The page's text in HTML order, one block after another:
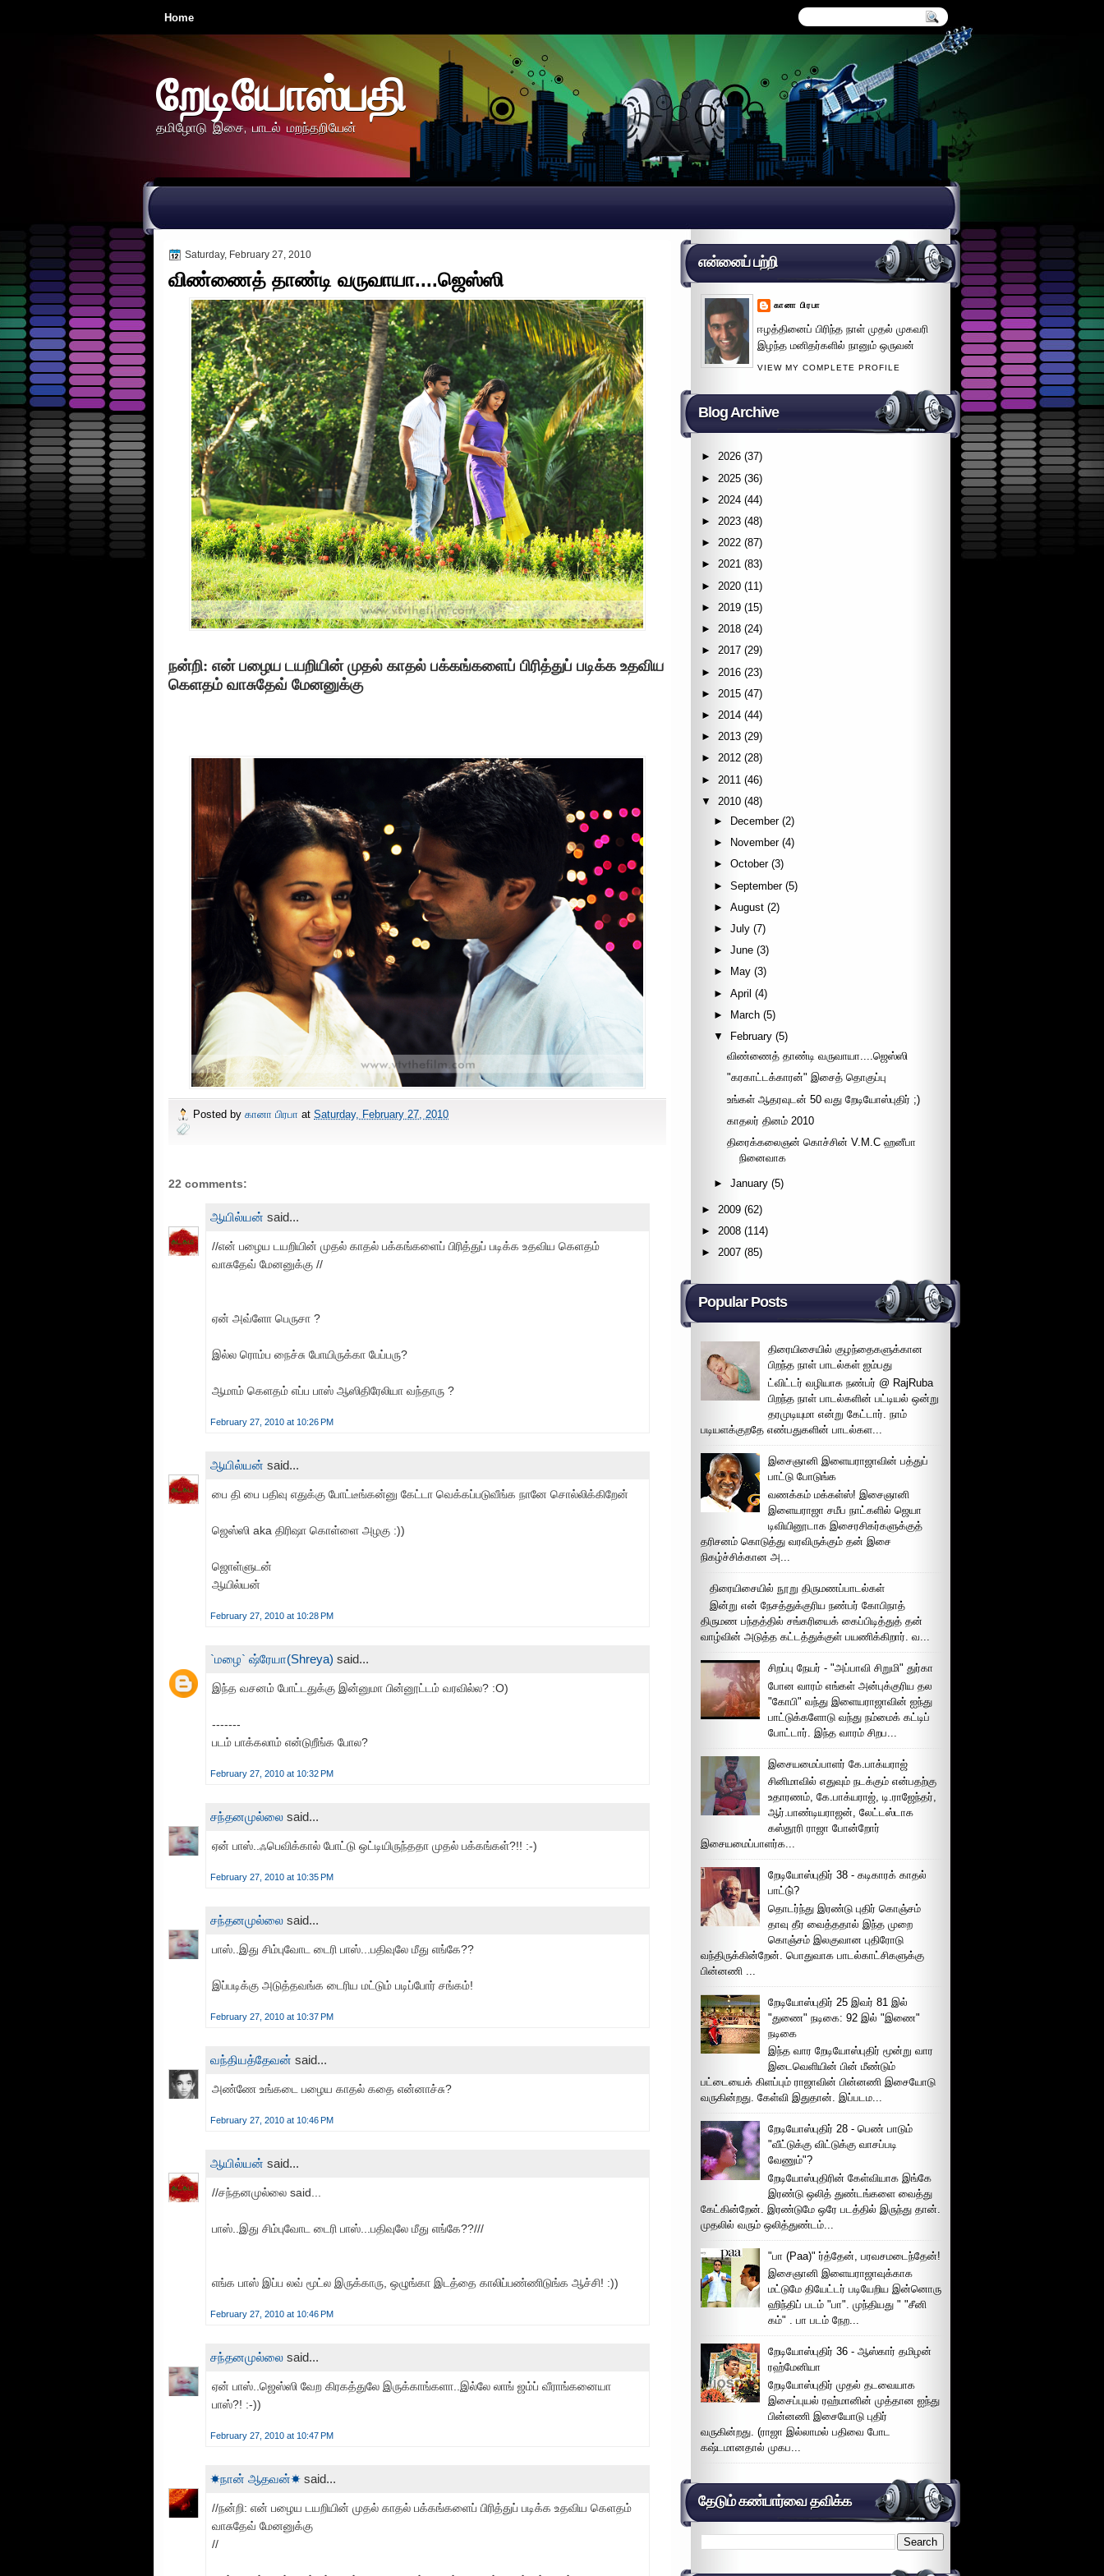
Home
றேடியோஸ்பதி
தமிழோடு இசை, பாடல் மறந்தறியேன்
Saturday, February 27, 2010
விண்ணைத் தாண்டி வருவாயா....ஜெஸ்ஸி
நன்றி: என் பழைய டயறியின் முதல் காதல் பக்கங்களைப் பிரித்துப் படிக்க உதவிய
கெளதம் வாசுதேவ் மேனனுக்கு
Posted by கானா பிரபா at Saturday, February 27, 2010
22 comments:
ஆயில்யன் said...
//என் பழைய டயறியின் முதல் காதல் பக்கங்களைப் பிரித்துப் படிக்க உதவிய கெளதம்
வாசுதேவ் மேனனுக்கு //
ஏன் அவ்ளோ பெருசா ?
இல்ல ரொம்ப நைச்சு போயிருக்கா பேப்பரு?
ஆமாம் கெளதம் எப்ப பாஸ் ஆஸிதிரேலியா வந்தாரு ?
February 27, 2010 at 10:26 PM
ஆயில்யன் said...
பை தி பை பதிவு எதுக்கு போட்டீங்கன்னு கேட்டா வெக்கப்படுவீங்க நானே சொல்லிக்கிறேன்
ஜெஸ்ஸி aka திரிஷா கொள்ளை அழகு :))
ஜொள்ளுடன்
ஆயில்யன்
February 27, 2010 at 10:28 PM
`மழை` ஷ்ரேயா(Shreya) said...
இந்த வசனம் போட்டதுக்கு இன்னுமா பின்னூட்டம் வரவில்ல? :O)
-------
படம் பாக்கலாம் என்டுறீங்க போல?
February 27, 2010 at 10:32 PM
சந்தனமுல்லை said...
ஏன் பாஸ்..ஃபெவிக்கால் போட்டு ஒட்டியிருந்ததா முதல் பக்கங்கள்?!! :-)
February 27, 2010 at 10:35 PM
சந்தனமுல்லை said...
பாஸ்..இது சிம்புவோட டைரி பாஸ்...பதிவுலே மீது எங்கே??
இப்படிக்கு அடுத்தவங்க டைரிய மட்டும் படிப்போர் சங்கம்!
February 27, 2010 at 10:37 PM
வந்தியத்தேவன் said...
அண்ணே உங்கடை பழைய காதல் கதை என்னாச்சு?
February 27, 2010 at 10:46 PM
ஆயில்யன் said...
//சந்தனமுல்லை said...
பாஸ்..இது சிம்புவோட டைரி பாஸ்...பதிவுலே மீது எங்கே??///
எங்க பாஸ் இப்ப லவ் மூட்ல இருக்காரு, ஒழுங்கா இடத்தை காலிப்பண்ணிடுங்க ஆச்சி! :))
February 27, 2010 at 10:46 PM
சந்தனமுல்லை said...
ஏன் பாஸ்..ஜெஸ்ஸி வேற கிரகத்துலே இருக்காங்களா..இல்லே லாங் ஜம்ப் வீராங்கனையா
பாஸ்?! :-))
February 27, 2010 at 10:47 PM
☀நான் ஆதவன்☀ said...
//நன்றி: என் பழைய டயறியின் முதல் காதல் பக்கங்களைப் பிரித்துப் படிக்க உதவிய கெளதம்
வாசுதேவ் மேனனுக்கு
//
என்னைப் பற்றி
கானா பிரபா
ஈழத்தினைப் பிரிந்த நாள் முதல் முகவரி
இழந்த மனிதர்களில் நானும் ஒருவன்
VIEW MY COMPLETE PROFILE
Blog Archive
► 2026 (37)
► 2025 (36)
► 2024 (44)
► 2023 (48)
► 2022 (87)
► 2021 (83)
► 2020 (11)
► 2019 (15)
► 2018 (24)
► 2017 (29)
► 2016 (23)
► 2015 (47)
► 2014 (44)
► 2013 (29)
► 2012 (28)
► 2011 (46)
▼
2010 (48)
►
December (2)
►
November (4)
►October (3)
►September (5)
►August (2)
►July (7)
►June (3)
►
May (3)
►April (4)
►
March (5)
▼
February (5)
விண்ணைத் தாண்டி வருவாயா....ஜெஸ்ஸி
"கரகாட்டக்காரன்" இசைத் தொகுப்பு
உங்கள் ஆதரவுடன் 50 வது றேடியோஸ்புதிர் ;)
காதலர் தினம் 2010
திரைக்கலைஞன் கொச்சின் V.M.C ஹனீபா
நினைவாக
►January (5)
► 2009 (62)
► 2008 (114)
► 2007 (85)
Popular Posts
திரையிசையில் குழந்தைகளுக்கான
பிறந்த நாள் பாடல்கள் ஐம்பது
ட்விட்டர் வழியாக நண்பர் @ RajRuba
பிறந்த நாள் பாடல்களின் பட்டியல் ஒன்று
தரமுடியுமா என்று கேட்டார். நாம்
படியளக்குறதே எண்பதுகளின் பாடல்கள...
இசைஞானி இளையராஜாவின் பத்துப்
பாட்டு போடுங்க
வணக்கம் மக்கள்ஸ்! இசைஞானி
இளையராஜா சமீப நாட்களில் ஜெயா
டிவியினூடாக இசைரசிகர்களுக்குத்
தரிசனம் கொடுத்து வரவிருக்கும் தன் இசை
நிகழ்ச்சிக்கான அ...
திரையிசையில் நூறு திருமணப்பாடல்கள்
இன்று என் நேசத்துக்குரிய நண்பர் கோபிநாத்
திருமண பந்தத்தில் சங்கரியைக் கைப்பிடித்துத் தன்
வாழ்வின் அடுத்த கட்டத்துக்குள் பயணிக்கிறார். வ...
சிறப்பு நேயர் - "அப்பாவி சிறுமி" துர்கா
போன வாரம் எங்கள் அன்புக்குரிய தல
"கோபி" வந்து இளையராஜாவின் ஐந்து
பாட்டுக்களோடு வந்து நம்மைக் கட்டிப்
போட்டார். இந்த வாரம் சிறப...
இசையமைப்பாளர் கே.பாக்யராஜ்
சினிமாவில் எதுவும் நடக்கும் என்பதற்கு
உதாரணம், கே.பாக்யராஜ், டி.ராஜேந்தர்,
ஆர்.பாண்டியராஜன், லேட்டஸ்டாக
கஸ்தூரி ராஜா போன்றோர்
இசையமைப்பாளர்க...
றேடியோஸ்புதிர் 38 - கடிகாரக் காதல்
பாட்டு்?
தொடர்ந்து இரண்டு புதிர் கொஞ்சம்
தாவு தீர வைத்ததால் இந்த முறை
கொஞ்சம் இலகுவான புதிரோடு
வந்திருக்கின்றேன். பொதுவாக பாடல்காட்சிகளுக்கு
பின்னணி ...
றேடியோஸ்புதிர் 25 இவர் 81 இல்
"துணை" நடிகை: 92 இல் "இணை"
நடிகை
இந்த வார றேடியோஸ்புதிர் மூன்று வார
இடைவெளியின் பின் மீண்டும்
பட்டையைக் கிளப்பும் ராஜாவின் பின்னணி இசையோடு
வருகின்றது. கேள்வி இதுதான். இப்படம...
றேடியோஸ்புதிர் 28 - பெண் பாடும்
"வீட்டுக்கு விட்டுக்கு வாசப்படி
வேணும்"?
றேடியோஸ்புதிரின் கேள்வியாக இங்கே
இரண்டு ஒலித் துண்டங்களை வைத்து
கேட்கின்றேன். இரண்டுமே ஒரே படத்தில் இருந்து தான்.
முதலில் வரும் ஒலித்துண்டம்...
"பா (Paa)" ர்த்தேன், பரவசமடைந்தேன்!
இசைஞானி இளையராஜாவுக்காக
மட்டுமே தியேட்டர் படியேறிய இன்னொரு
ஹிந்திப் படம் "பா". முந்தியது " "சீனி
கம்" . பா படம் நேற...
றேடியோஸ்புதிர் 36 - ஆஸ்கார் தமிழன்
ரஹ்மேனியா
றேடியோஸ்புதிர் முதல் தடவையாக
இசைப்புயல் ரஹ்மானின் முத்தான ஐந்து
பின்னணி இசையோடு புதிர்
வருகின்றது. (ராஜா இல்லாமல் பதிவை போட
கஷ்டமானதால் முகப...
தேடும் கண்பார்வை தவிக்க